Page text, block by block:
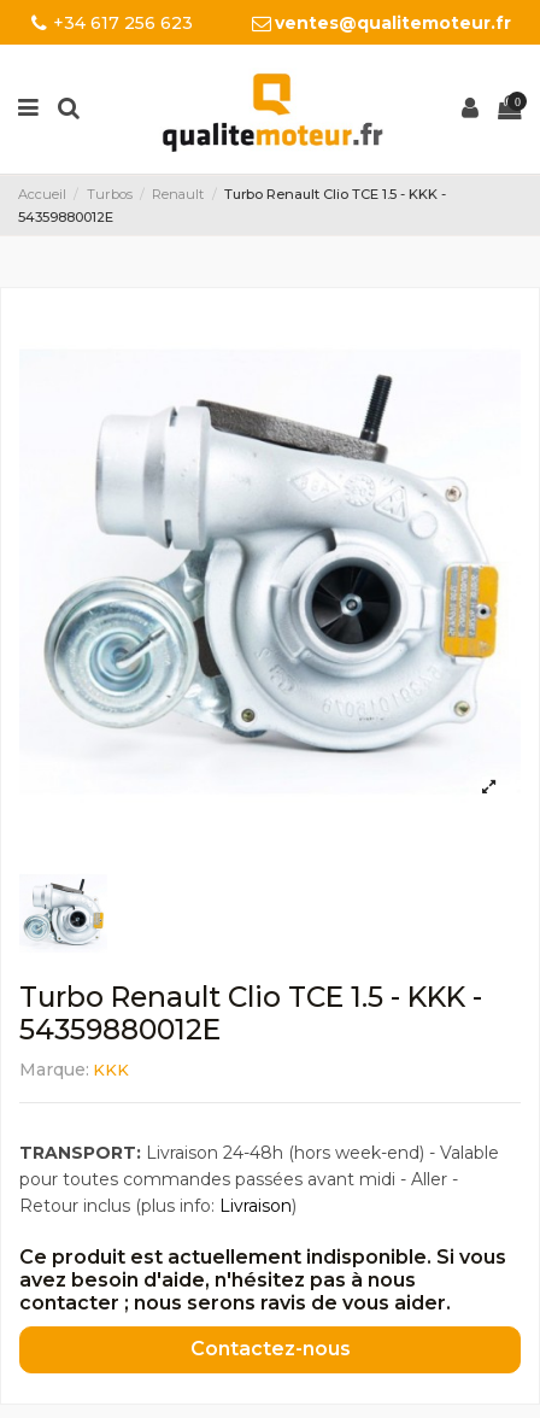
+34 617 256 623 ventes@qualitemoteur.fr
0
Accueil Turbos Renault
Turbo Renault Clio TCE 1.5 - KKK -
54359880012E
Turbo Renault Clio TCE 1.5 - KKK -
54359880012E
Marque: KKK
TRANSPORT: Livraison 24-48h (hors week-end) - Valable
pour toutes commandes passées avant midi - Aller -
Retour inclus (plus info: Livraison)
Ce produit est actuellement indisponible. Si vous
avez besoin d'aide, n'hésitez pas à nous
contacter ; nous serons ravis de vous aider.
Contactez-nous